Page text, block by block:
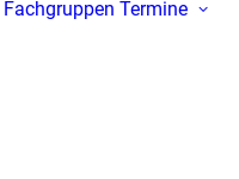
Fachgruppen Termine